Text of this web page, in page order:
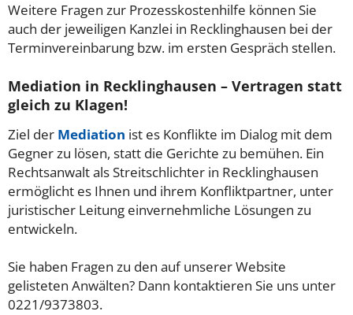
Weitere Fragen zur Prozesskostenhilfe können Sie
auch der jeweiligen Kanzlei in Recklinghausen bei der
Terminvereinbarung bzw. im ersten Gespräch stellen.
Mediation in Recklinghausen – Vertragen statt
gleich zu Klagen!
Ziel der Mediation ist es Konflikte im Dialog mit dem
Gegner zu lösen, statt die Gerichte zu bemühen. Ein
Rechtsanwalt als Streitschlichter in Recklinghausen
ermöglicht es Ihnen und ihrem Konfliktpartner, unter
juristischer Leitung einvernehmliche Lösungen zu
entwickeln.
Sie haben Fragen zu den auf unserer Website
gelisteten Anwälten? Dann kontaktieren Sie uns unter
0221/9373803.